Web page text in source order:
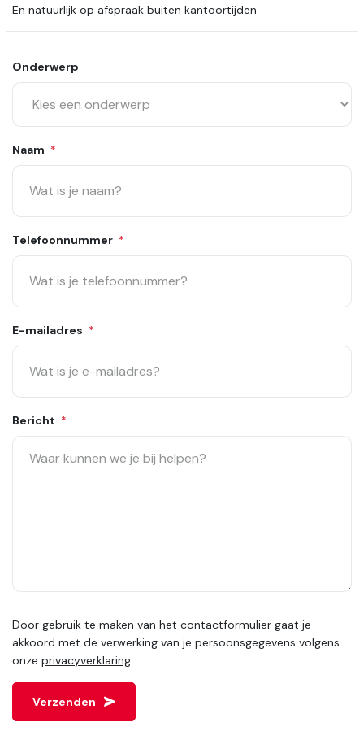
En natuurlijk op afspraak buiten kantoortijden
Onderwerp
Naam *
Telefoonnummer *
E-mailadres *
Bericht *
Door gebruik te maken van het contactformulier gaat je
akkoord met de verwerking van je persoonsgegevens volgens
onze privacyverklaring
Verzenden